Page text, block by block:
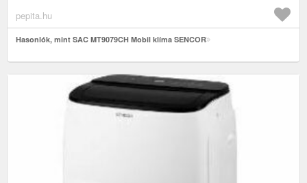
pepita.hu
Hasonlók, mint SAC MT9079CH Mobil klíma SENCOR